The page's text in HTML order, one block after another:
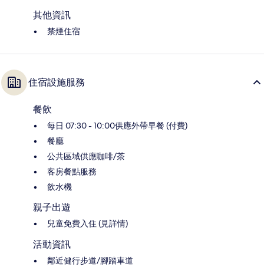
其他資訊
禁煙住宿
住宿設施服務
餐飲
每日 07:30 - 10:00供應外帶早餐 (付費)
餐廳
公共區域供應咖啡/茶
客房餐點服務
飲水機
親子出遊
兒童免費入住 (見詳情)
活動資訊
鄰近健行步道/腳踏車道